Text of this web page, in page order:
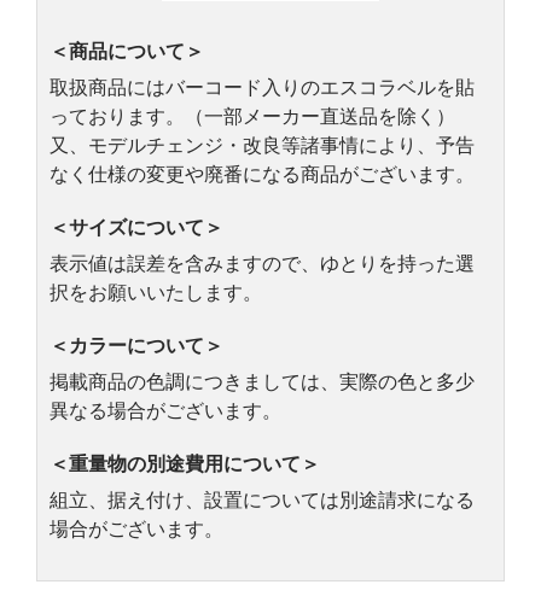
＜商品について＞
取扱商品にはバーコード入りのエスコラベルを貼
っております。（一部メーカー直送品を除く）
又、モデルチェンジ・改良等諸事情により、予告
なく仕様の変更や廃番になる商品がございます。
＜サイズについて＞
表示値は誤差を含みますので、ゆとりを持った選
択をお願いいたします。
＜カラーについて＞
掲載商品の色調につきましては、実際の色と多少
異なる場合がございます。
＜重量物の別途費用について＞
組立、据え付け、設置については別途請求になる
場合がございます。